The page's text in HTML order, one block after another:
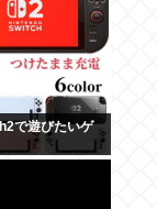
で遊びたいゲ